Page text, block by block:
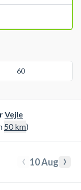
60
Vejle
50km)
‹ 10 Aug ›